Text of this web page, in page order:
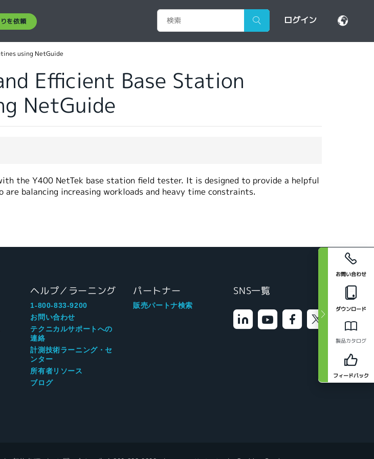
を依頼 ログイン
お問い合わせ
ダウンロード
製品カタログ
フィードバック
using NetGuide
Efficient Base Station
NetGuide
the Y400 NetTek base station field tester. It is designed to provide a helpful
balancing increasing workloads and heavy time constraints.
ヘルプ／ラーニング
1-800-833-9200
お問い合わせ
テクニカルサポートへの
連絡
計測技術ラーニング・セ
ンター
所有者リソース
ブログ
パートナー
販売パートナ検索
SNS一覧